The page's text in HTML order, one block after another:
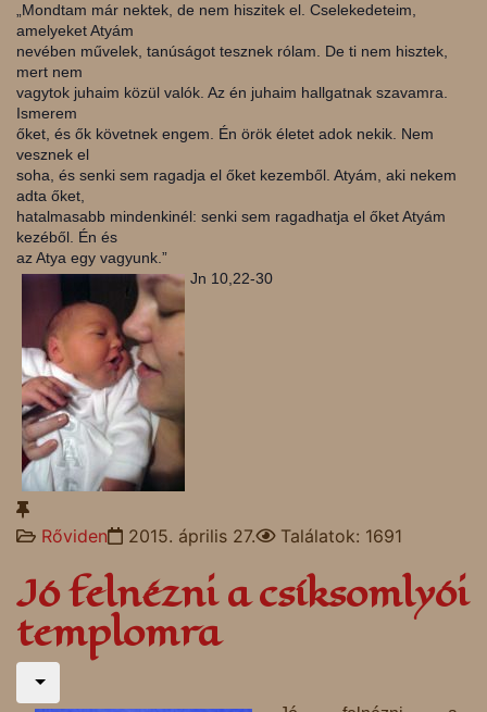
„Mondtam már nektek, de nem hiszitek el. Cselekedeteim,
amelyeket Atyám
nevében művelek, tanúságot tesznek rólam. De ti nem hisztek,
mert nem
vagytok juhaim közül valók. Az én juhaim hallgatnak szavamra.
Ismerem
őket, és ők követnek engem. Én örök életet adok nekik. Nem
vesznek el
soha, és senki sem ragadja el őket kezemből. Atyám, aki nekem
adta őket,
hatalmasabb mindenkinél: senki sem ragadhatja el őket Atyám
kezéből. Én és
az Atya egy vagyunk.”
Jn 10,22-30
Rőviden 2015. április 27. Találatok: 1691
Jó felnézni a csíksomlyói
templomra